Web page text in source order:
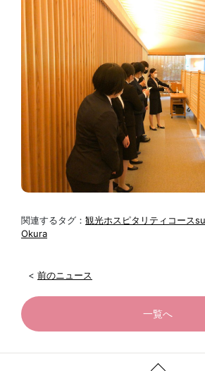
関連するタグ： 観光ホスピタリティコース
Okura
< 前のニュース
一覧へ